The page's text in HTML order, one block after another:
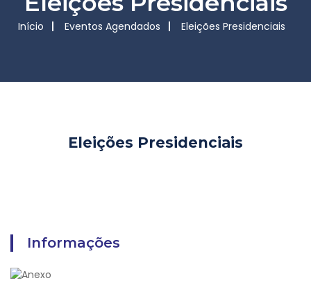
Início Eventos Agendados Eleições Presidenciais
Eleições Presidenciais
Informações